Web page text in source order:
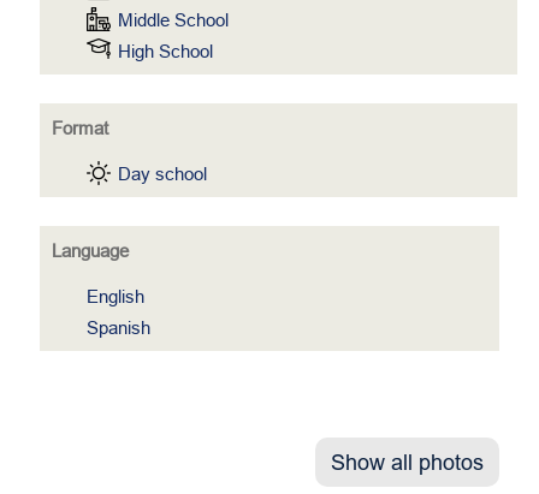
Middle School
High School
Format
Day school
Language
English
Spanish
Show all photos